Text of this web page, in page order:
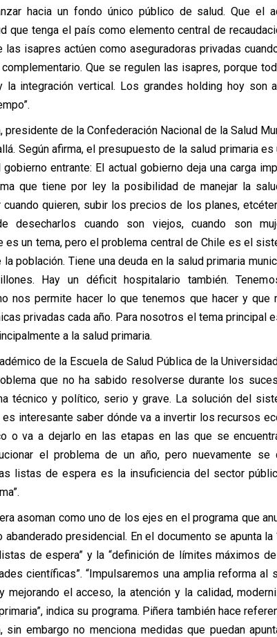
hacia un fondo único público de salud. Que el
que tenga el país como elemento central de
las isapres actúen como aseguradoras privadas
Que se regulen las isapres, porque
la integración vertical. Los grandes holding hoy son
presidente de la Confederación Nacional de la Salud
Según afirma, el presupuesto de la salud primaria
entrante: El actual gobierno deja una carga
que tiene por ley la posibilidad de manejar la
cuando quieren, subir los precios de los planes,
desecharlos cuando son viejos, cuando son
es un tema, pero el problema central de Chile es el
población. Tiene una deuda en la salud primaria
Hay un déficit hospitalario también.
nos permite hacer lo que tenemos que hacer y
privadas cada año. Para nosotros el tema principal
a la salud primaria.
de la Escuela de Salud Pública de la
que no ha sabido resolverse durante los
técnico y político, serio y grave. La solución del
interesante saber dónde va a invertir los recursos
o va a dejarlo en las etapas en las que se
el problema de un año, pero nuevamente
listas de espera es la insuficiencia del sector
asoman como uno de los ejes en el programa que
presidencial. En el documento se apunta
de espera” y la “definición de límites máximos
científicas”. “Impulsaremos una amplia reforma
mejorando el acceso, la atención y la calidad,
indica su programa. Piñera también hace
sin embargo no menciona medidas que puedan